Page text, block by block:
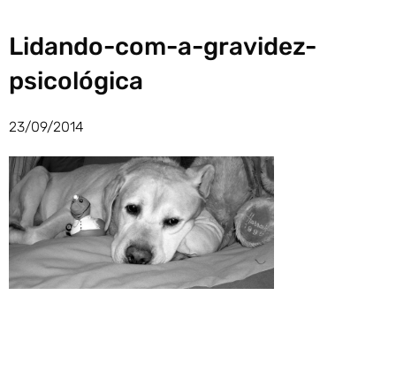
Lidando-com-a-gravidez-
psicológica
23/09/2014